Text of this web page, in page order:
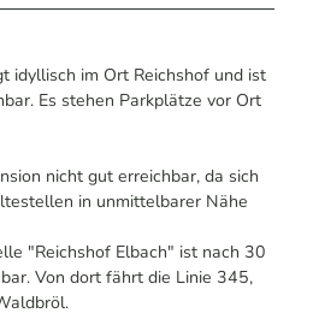
idyllisch im Ort Reichshof und ist
Es stehen Parkplätze vor Ort
nicht gut erreichbar, da sich
in unmittelbarer Nähe
"Reichshof Elbach" ist nach 30
Von dort fährt die Linie 345,